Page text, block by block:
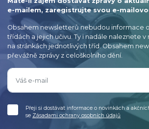
e-mailem, zaregistrujte svou e-
Obsahem newsletterů nebudou informace
třídách a jejich učivu. Ty i nadále naleznete v
na stránkách jednotlivých tříd. Obsahem
převážně zprávy z celoškolního dění.
Přeji si dostávat informace o novinkách a
se Zásadami ochrany osobních údajů